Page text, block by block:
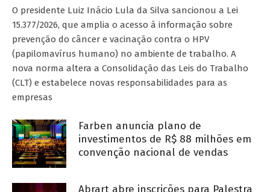
O presidente Luiz Inácio Lula da Silva sancionou a Lei
15.377/2026, que amplia o acesso à informação sobre
prevenção do câncer e vacinação contra o HPV
(papilomavírus humano) no ambiente de trabalho. A
nova norma altera a Consolidação das Leis do Trabalho
(CLT) e estabelece novas responsabilidades para as
empresas
Farben anuncia plano de
investimentos de R$ 88 milhões em
convenção nacional de vendas